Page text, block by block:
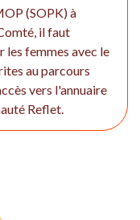
(SOPK) à
il faut
les femmes avec le
au parcours
vers l'annuaire
Reflet.